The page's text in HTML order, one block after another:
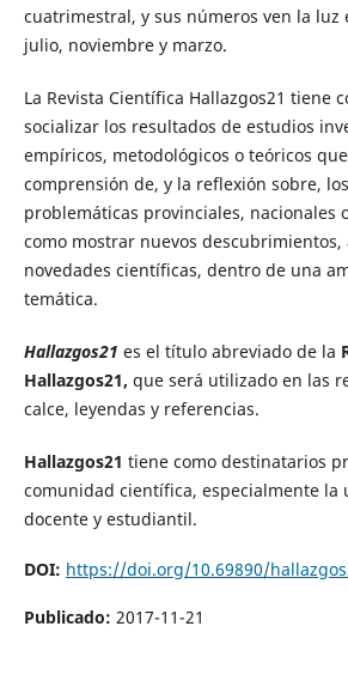
cuatrimestral, y sus números ven la luz
julio, noviembre y marzo.
La Revista Científica Hallazgos21 tiene
socializar los resultados de estudios
empíricos, metodológicos o teóricos
comprensión de, y la reflexión sobre,
problemáticas provinciales, nacionales
como mostrar nuevos descubrimientos,
novedades científicas, dentro de una
temática.
Hallazgos21 es el título abreviado de la
Hallazgos21, que será utilizado en las
calce, leyendas y referencias.
Hallazgos21 tiene como destinatarios
comunidad científica, especialmente la
docente y estudiantil.
DOI: https://doi.org/10.69890/
Publicado: 2017-11-21